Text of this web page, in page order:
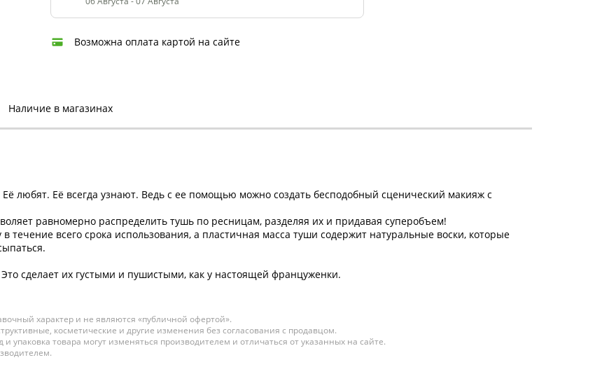
Возможна оплата картой на сайте
Наличие в магазинах
любят. Её всегда узнают. Ведь с ее помощью можно создать бесподобный сценический макияж с
равномерно распределить тушь по ресницам, разделяя их и придавая суперобъем!
течение всего срока использования, а пластичная масса туши содержит натуральные воски, которые
сделает их густыми и пушистыми, как у настоящей француженки.
характер и не являются «публичной офертой».
косметические и другие изменения без согласования с продавцом.
товара могут изменяться производителем и отличаться от указанных на сайте.